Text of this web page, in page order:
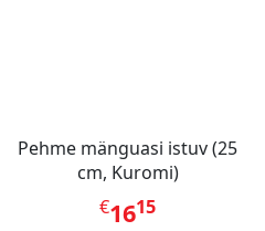
Pehme mänguasi istuv (25
cm, Kuromi)
€1615